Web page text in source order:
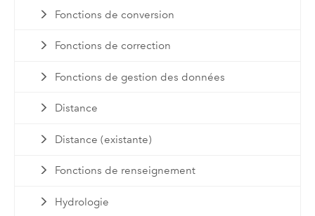
Fonctions de conversion
Fonctions de correction
Fonctions de gestion des données
Distance
Distance (existante)
Fonctions de renseignement
Hydrologie